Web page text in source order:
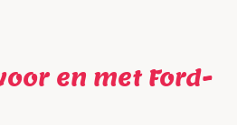
en met Ford-